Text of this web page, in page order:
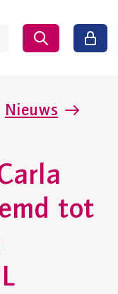
Nieuws
tot